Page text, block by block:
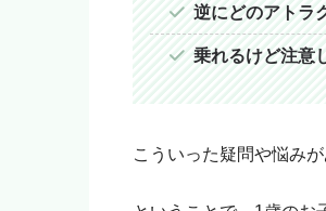
逆にどのアトラ
乗れるけど注意
こういった疑問や悩み